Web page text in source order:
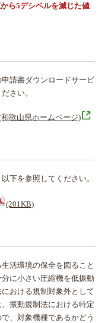
ら5デシベルを減じた値
請書ダウンロードサービ
さい。
歌山県ホームページ)
下を参照してください。
(201KB)
活環境の保全を図ること
に小さい圧縮機を低振動
おける規制対象外として
振動規制法における特定
、対象機種であるかどう